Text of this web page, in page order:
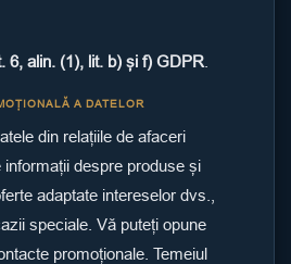
6, alin. (1), lit. b) și f) GDPR
A DATELOR
din relațiile de afaceri
informații despre produse și
adaptate intereselor dvs.,
speciale. Vă puteți opune
promoționale. Temeiul